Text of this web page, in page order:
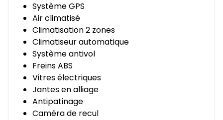
Système GPS
Air climatisé
Climatisation 2 zones
Climatiseur automatique
Système antivol
Freins ABS
Vitres électriques
Jantes en alliage
Antipatinage
Caméra de recul